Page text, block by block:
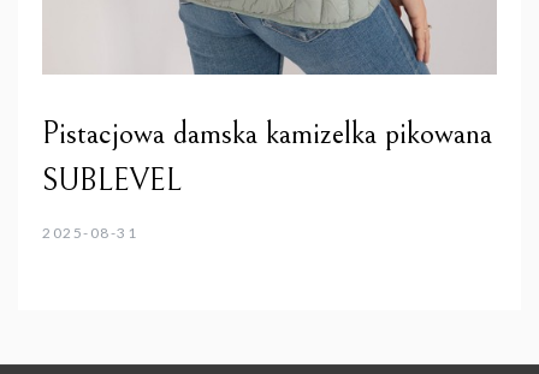
Pistacjowa damska kamizelka pikowana
SUBLEVEL
2025-08-31